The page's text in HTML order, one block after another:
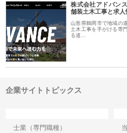
株式会社アドバン
舗装土木工事と求人
山形県鶴岡市で地域の
土木工事を手がける専
る道…
企業サイトトピックス
士業（専門職種）